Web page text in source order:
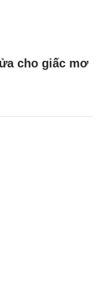
cho giấc mơ